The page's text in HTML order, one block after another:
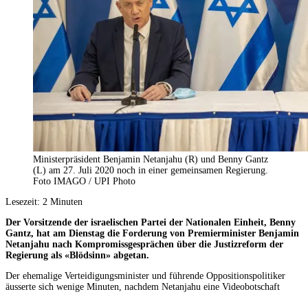
Ministerpräsident Benjamin Netanjahu (R) und Benny Gantz
(L) am 27. Juli 2020 noch in einer gemeinsamen Regierung.
Foto IMAGO / UPI Photo
Lesezeit: 2 Minuten
Der Vorsitzende der israelischen Partei der Nationalen Einheit, Benny
Gantz, hat am Dienstag die Forderung von Premierminister Benjamin
Netanjahu nach Kompromissgesprächen über die Justizreform der
Regierung als «Blödsinn» abgetan.
Der ehemalige Verteidigungsminister und führende Oppositionspolitiker
äusserte sich wenige Minuten, nachdem Netanjahu eine Videobotschaft